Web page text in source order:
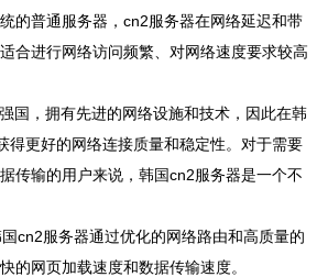
的普通服务器，cn2服务器在网络延迟和带
合进行网络访问频繁、对网络速度要求较高
国，拥有先进的网络设施和技术，因此在韩
得更好的网络连接质量和稳定性。对于需要
传输的用户来说，韩国cn2服务器是一个不
cn2服务器通过优化的网络路由和高质量的
的网页加载速度和数据传输速度。